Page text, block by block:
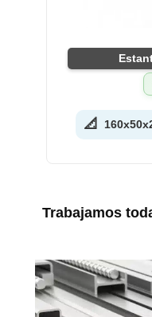
📐
Trabajamos